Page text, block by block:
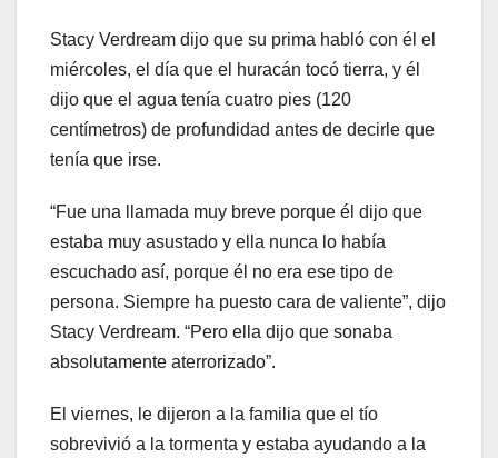
Stacy Verdream dijo que su prima habló con él el
miércoles, el día que el huracán tocó tierra, y él
dijo que el agua tenía cuatro pies (120
centímetros) de profundidad antes de decirle que
tenía que irse.
“Fue una llamada muy breve porque él dijo que
estaba muy asustado y ella nunca lo había
escuchado así, porque él no era ese tipo de
persona. Siempre ha puesto cara de valiente”, dijo
Stacy Verdream. “Pero ella dijo que sonaba
absolutamente aterrorizado”.
El viernes, le dijeron a la familia que el tío
sobrevivió a la tormenta y estaba ayudando a la